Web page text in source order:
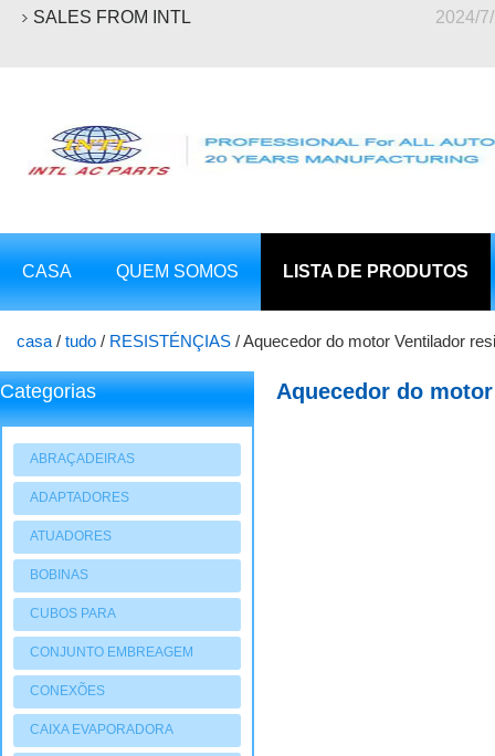
SALES FROM INTL 2024/
CASA QUEM SOMOS LISTA DE PRODUTOS
casa / tudo / RESISTÉNÇIAS /Aquecedor do motor Ventilador
Categorias
ABRAÇADEIRAS
ADAPTADORES
ATUADORES
PNEUMATIOCOS
BOBINAS
CUBOS PARA
COMPRESSORES
CONJUNTO EMBREAGEM
CONEXÕES
CAIXA EVAPORADORA
Aquecedor do